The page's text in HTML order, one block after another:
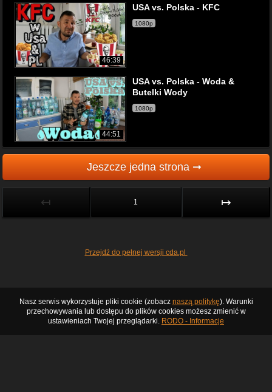
46:39
USA vs. Polska - KFC
1080p
44:51
USA vs. Polska - Woda &
Butelki Wody
1080p
Jeszcze jedna strona ➞
↤ 1 ↦
Przejdź do pełnej wersji cda.pl
Nasz serwis wykorzystuje pliki cookie (zobacz naszą politykę). Warunki
przechowywania lub dostępu do plików cookies możesz zmienić w
ustawieniach Twojej przeglądarki. RODO - Informacje